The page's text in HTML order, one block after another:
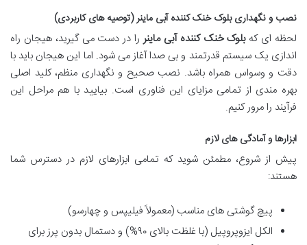
نصب و نگهداری بلوک خنک کننده آبی ماینر (توصیه های کاربردی)
لحظه ای کهبلوک خنک کننده آبی ماینر را در دست می گیرید، هیجان راه
اندازی یک سیستم قدرتمند و بی صدا آغاز می شود. اما این هیجان باید با
دقت و وسواس همراه باشد. نصب صحیح و نگهداری منظم، کلید اصلی
بهره مندی از تمامی مزایای این فناوری است. بیایید با هم مراحل این
فرآیند را مرور کنیم.
ابزارها و آمادگی های لازم
پیش از شروع، مطمئن شوید که تمامی ابزارهای لازم در دسترس شما
هستند:
پیچ گوشتی های مناسب (معمولاً فیلیپس و چهارسو)
الکل ایزوپروپیل (با غلظت بالای ۹۰%) و دستمال بدون پرز برای